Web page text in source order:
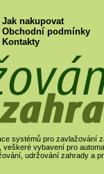
Jak nakupovat
Obchodní podmínky
Kontakty
systémů pro zavlažování
veškeré vybavení pro
udržování zahrady a